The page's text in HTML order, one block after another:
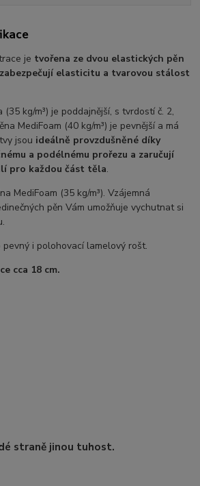
je tvořena ze dvou elastických pěn
elasticitu a tvarovou stálost
kg/m³) je poddajnější, s tvrdostí č. 2,
MediFoam (40 kg/m³) je pevnější a má
jsou ideálně provzdušněné díky
a podélnému prořezu a zaručují
pro každou část těla.
MediFoam (35 kg/m³). Vzájemná
pěn Vám umožňuje vychutnat si
i polohovací lamelový rošt.
cca 18 cm.
straně jinou tuhost.